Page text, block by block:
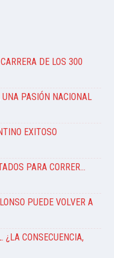
DE LOS 300
PASIÓN NACIONAL
EXITOSO
PARA CORRER…
PUEDE VOLVER A
¿LA CONSECUENCIA,